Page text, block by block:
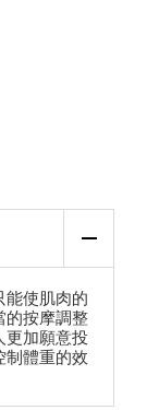
能使肌肉的
的按摩調整
更加願意投
制體重的效